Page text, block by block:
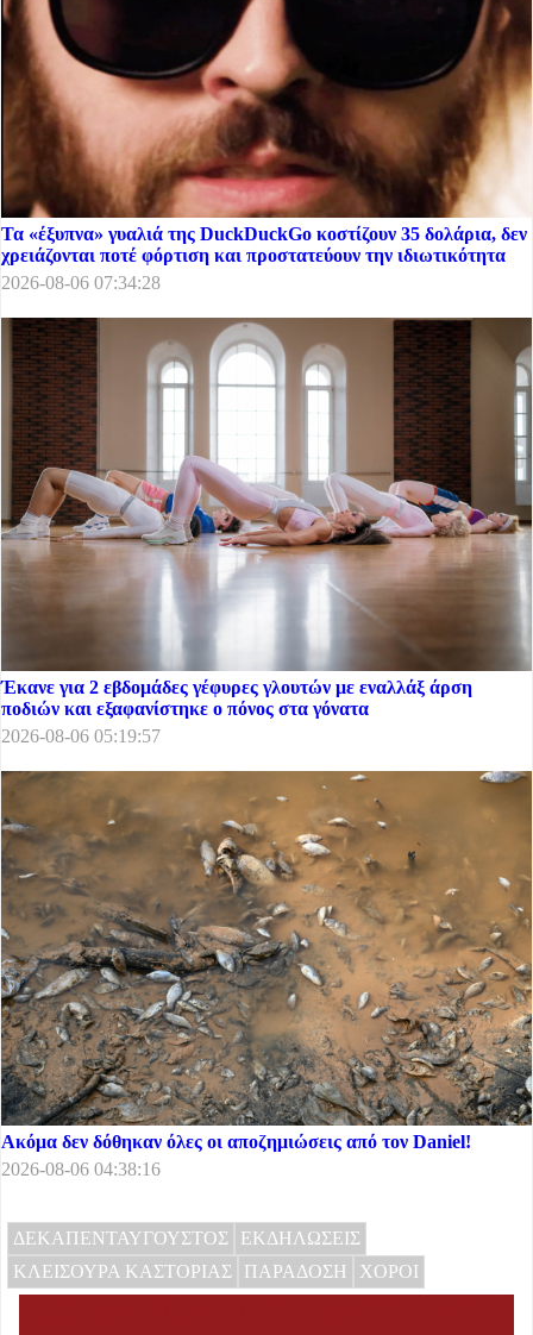
Τα «έξυπνα» γυαλιά της DuckDuckGo κοστίζουν 35 δολάρια, δεν
χρειάζονται ποτέ φόρτιση και προστατεύουν την ιδιωτικότητα
2026-08-06 07:34:28
Έκανε για 2 εβδομάδες γέφυρες γλουτών με εναλλάξ άρση
ποδιών και εξαφανίστηκε ο πόνος στα γόνατα
2026-08-06 05:19:57
Ακόμα δεν δόθηκαν όλες οι αποζημιώσεις από τον Daniel!
2026-08-06 04:38:16
ΔΕΚΑΠΕΝΤΑΥΓΟΥΣΤΟΣ
ΕΚΔΗΛΩΣΕΙΣ
ΚΛΕΙΣΟΥΡΑ ΚΑΣΤΟΡΙΑΣ
ΠΑΡΑΔΟΣΗ ΧΟΡΟΙ